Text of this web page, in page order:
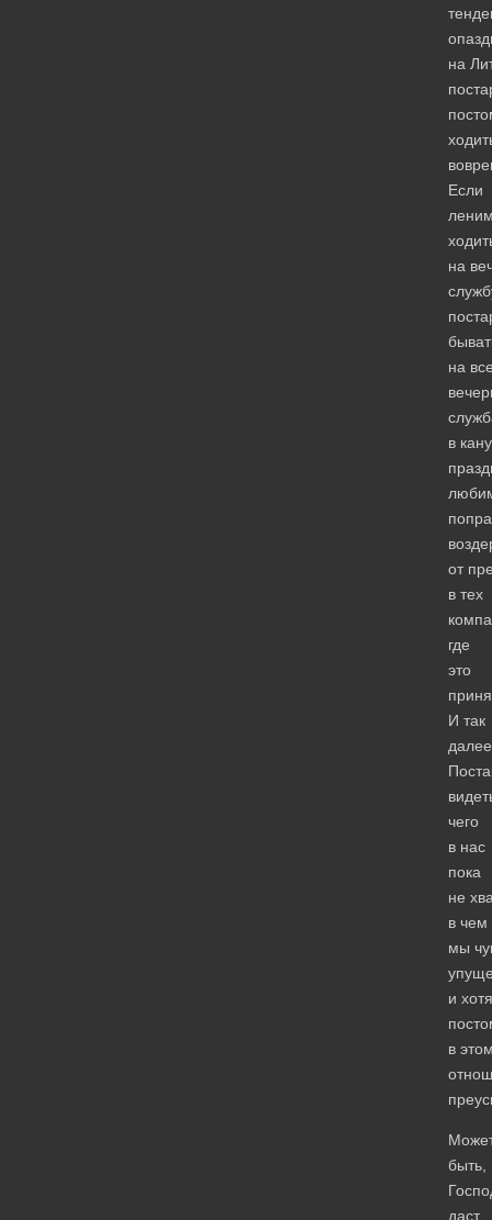
на
Если
на
на
в
от
в тех
где
это
И так
чего
в нас
пока
не
в чем
мы
и
в
быть,
даст